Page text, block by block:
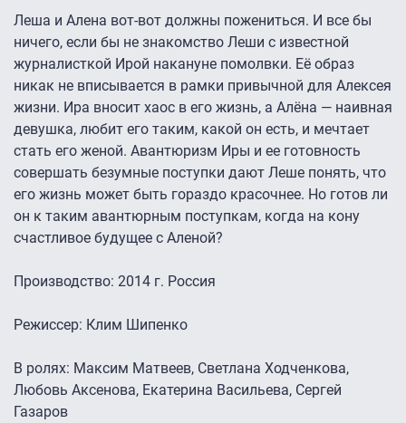
Леша и Алена вот-вот должны пожениться. И все бы
ничего, если бы не знакомство Леши с известной
журналисткой Ирой накануне помолвки. Её образ
никак не вписывается в рамки привычной для Алексея
жизни. Ира вносит хаос в его жизнь, а Алёна — наивная
девушка, любит его таким, какой он есть, и мечтает
стать его женой. Авантюризм Иры и ее готовность
совершать безумные поступки дают Леше понять, что
его жизнь может быть гораздо красочнее. Но готов ли
он к таким авантюрным поступкам, когда на кону
счастливое будущее с Аленой?
Производство: 2014 г. Россия
Режиссер: Клим Шипенко
В ролях: Максим Матвеев, Светлана Ходченкова,
Любовь Аксенова, Екатерина Васильева, Сергей
Газаров